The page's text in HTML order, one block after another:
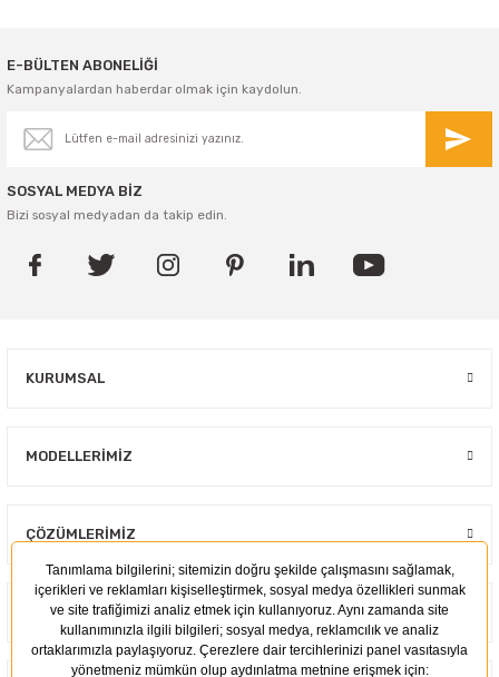
E-BÜLTEN ABONELİĞİ
Kampanyalardan haberdar olmak için kaydolun.
SOSYAL MEDYA BİZ
Bizi sosyal medyadan da takip edin.
KURUMSAL
MODELLERIMIZ
ÇÖZÜMLERIMIZ
KULLANIM ALANLARI